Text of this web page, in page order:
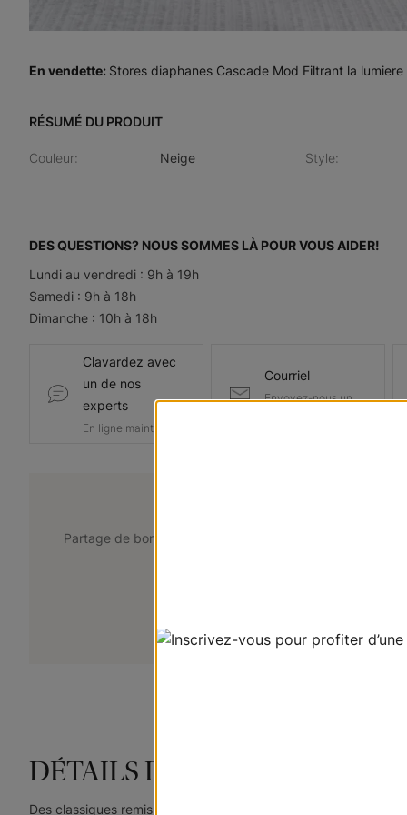
En vendette: Stores diaphanes Cascade Mod Filtrant la
RÉSUMÉ DU PRODUIT
Couleur: Neige Style:
DES QUESTIONS? NOUS SOMMES LÀ POUR VOUS AIDER!
Lundi au vendredi : 9h à 19h
Samedi : 9h à 18h
Dimanche : 10h à 18h
Clavardez avec
un de nos
experts
En ligne maintenant
Courriel
Envoyez-nous un
Partage de bons points de vue. Taguez
DÉTAILS DU PRODUIT
Des classiques remis au goût du jour, nos stores « Cascade